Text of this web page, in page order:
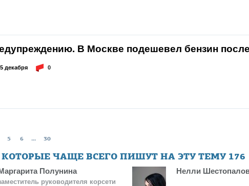
В Москве подешевел бензин
декабря 0
5 6 ... 30
ЧАЩЕ ВСЕГО ПИШУТ НА ЭТУ ТЕМУ 176
Полунина
руководителя корсети
Нелли